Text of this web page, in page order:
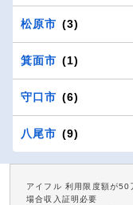
松原市 (3)
箕面市 (1)
守口市 (6)
八尾市 (9)
アイフル 利用限度額が
場合収入証明必要